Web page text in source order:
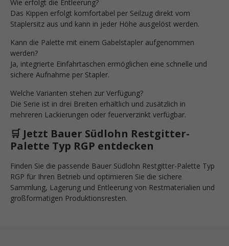
Wie erfolgt die Entleerung?
Das Kippen erfolgt komfortabel per Seilzug direkt vom
Staplersitz aus und kann in jeder Höhe ausgelöst werden.
Kann die Palette mit einem Gabelstapler aufgenommen
werden?
Ja, integrierte Einfahrtaschen ermöglichen eine schnelle und
sichere Aufnahme per Stapler.
Welche Varianten stehen zur Verfügung?
Die Serie ist in drei Breiten erhältlich und zusätzlich in
mehreren Lackierungen oder feuerverzinkt verfügbar.
🛒 Jetzt Bauer Südlohn Restgitter-
Palette Typ RGP entdecken
Finden Sie die passende Bauer Südlohn Restgitter-Palette Typ
RGP für Ihren Betrieb und optimieren Sie die sichere
Sammlung, Lagerung und Entleerung von Restmaterialien und
großformatigen Produktionsresten.